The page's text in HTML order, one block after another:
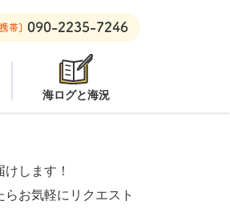
潜水注意
帯] 090-2235-7246
海ログと海況
します！
お気軽にリクエスト